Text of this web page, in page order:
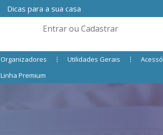
Dicas para a sua casa
Entrar ou Cadastrar
Organizadores Utilidades Gerais
Linha Premium